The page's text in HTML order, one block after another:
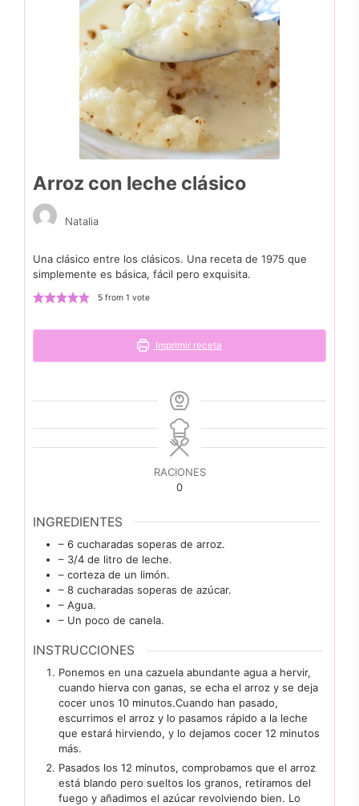
Arroz con leche clásico
Natalia
Una clásico entre los clásicos. Una receta de 1975 que
simplemente es básica, fácil pero exquisita.
5 from 1 vote
Imprimir receta
RACIONES
0
INGREDIENTES
– 6 cucharadas soperas de arroz.
– 3/4 de litro de leche.
– corteza de un limón.
– 8 cucharadas soperas de azúcar.
– Agua.
– Un poco de canela.
INSTRUCCIONES
Ponemos en una cazuela abundante agua a hervir,
cuando hierva con ganas, se echa el arroz y se deja
cocer unos 10 minutos.Cuando han pasado,
escurrimos el arroz y lo pasamos rápido a la leche
que estará hirviendo, y lo dejamos cocer 12 minutos
más.
Pasados los 12 minutos, comprobamos que el arroz
está blando pero sueltos los granos, retiramos del
fuego y añadimos el azúcar revolviendo bien. Lo